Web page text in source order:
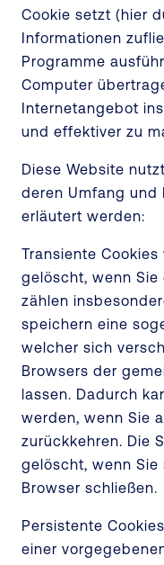
Cookie setzt (hier
Informationen
Programme
Computer
Internetangebot
und effektiver zu
Diese Website
deren Umfang und
erläutert werden:
Transiente
gelöscht, wenn Sie
zählen
speichern eine
welcher sich
Browsers der
lassen. Dadurch
werden, wenn Sie
zurückkehren. Die
gelöscht, wenn
Browser schließen.
Persistente
einer